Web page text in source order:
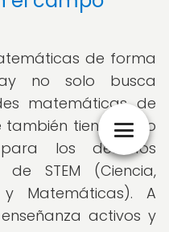
de forma
no solo busca
matemáticas de
también tiene como
los desafíos
STEM (Ciencia,
y Matemáticas). A
activos y